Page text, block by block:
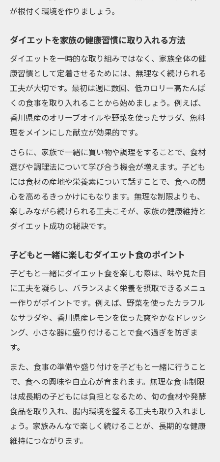
が根付く環境を作りましょう。
ダイエットを家族の健康習慣に取り入れる方法
ダイエットを一時的な取り組みではなく、家族全体の健
康習慣として定着させるためには、無理なく続けられる
工夫が大切です。最初は週に数回、低カロリー高たんぱ
くの食事を取り入れることから始めましょう。例えば、
香川県産のオリーブオイルや野菜を使ったサラダ、魚料
理をメインにした献立が効果的です。
さらに、家族で一緒に買い物や調理をすることで、食材
選びや調理法について学び合う機会が増えます。子ども
には食材の産地や栄養素について話すことで、食への関
心を高めるきっかけにもなります。無理な制限よりも、
楽しみながら続けられる工夫こそが、家族の健康維持と
ダイエット成功の秘訣です。
子どもと一緒に楽しむダイエット食のポイント
子どもと一緒にダイエット食を楽しむ際は、味や見た目
に工夫を凝らし、バランスよく栄養を摂取できるメニュ
ー作りがポイントです。例えば、野菜を使ったカラフル
なサラダや、香川県産レモンを使った爽やかなドレッシ
ング、小さな器に盛り付けることで食べ過ぎを防ぎま
す。
また、食事の準備や盛り付けを子どもと一緒に行うこと
で、食への興味や自立心が育まれます。無理な食事制限
は成長期の子どもには負担となるため、旬の食材や発酵
食品を取り入れ、腸内環境を整える工夫も取り入れまし
ょう。家族みんなで楽しく続けることが、長期的な健康
維持につながります。